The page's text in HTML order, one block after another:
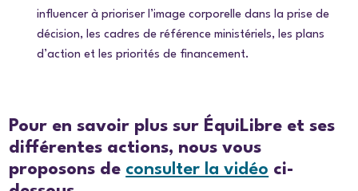
influencer à prioriser l’image corporelle dans la prise de
décision, les cadres de référence ministériels, les plans
d’action et les priorités de financement.
Pour en savoir plus sur ÉquiLibre et ses
différentes actions, nous vous
proposons de consulter la vidéo ci-